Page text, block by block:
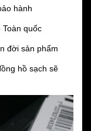
bảo hành
Toàn quốc
đời sản phẩm
hồ sạch sẽ